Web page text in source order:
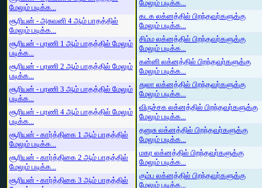
மேலும் படிக்க...
சூரியன் - அசுவனி 4 ஆம் பாதத்தில்
மேலும் படிக்க...
சூரியன் - பரணி 1 ஆம் பாதத்தில் மேலும்
படிக்க...
சூரியன் - பரணி 2 ஆம் பாதத்தில் மேலும்
படிக்க...
சூரியன் - பரணி 3 ஆம் பாதத்தில் மேலும்
படிக்க...
சூரியன் - பரணி 4 ஆம் பாதத்தில் மேலும்
படிக்க...
சூரியன் - கார்த்திகை 1 ஆம் பாதத்தில்
மேலும் படிக்க...
சூரியன் - கார்த்திகை 2 ஆம் பாதத்தில்
மேலும் படிக்க...
சூரியன் - கார்த்திகை 3 ஆம் பாதத்தில்
மேலும் படிக்க...
கடக லக்னத்தில் பிறந்தவர்களுக்கு
மேலும் படிக்க...
சிம்ம லக்னத்தில் பிறந்தவர்களுக்கு
மேலும் படிக்க...
கன்னி லக்னத்தில் பிறந்தவர்களுக்கு
மேலும் படிக்க...
துலா லக்னத்தில் பிறந்தவர்களுக்கு
மேலும் படிக்க...
விருச்சக லக்னத்தில் பிறந்தவர்களுக்கு
மேலும் படிக்க...
தனுசு லக்னத்தில் பிறந்தவர்களுக்கு
மேலும் படிக்க...
மகர லக்னத்தில் பிறந்தவர்களுக்கு
மேலும் படிக்க...
கும்ப லக்னத்தில் பிறந்தவர்களுக்கு
மேலும் படிக்க...